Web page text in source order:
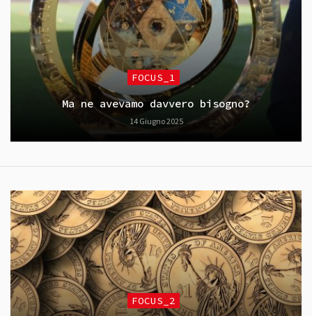
FOCUS_1
Ma ne avevamo davvero bisogno?
14 Giugno 2025
FOCUS_2